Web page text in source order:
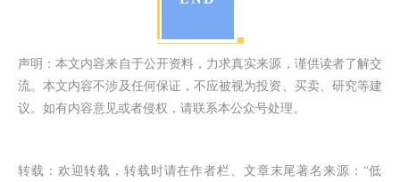
声明：本文内容来自于公开资料，力求真实来源，谨供读者了解交
流。本文内容不涉及任何保证，不应被视为投资、买卖、研究等建
议。如有内容意见或者侵权，请联系本公众号处理。
转载： 欢迎转载，转载时请在作者栏、文章末尾著名来源：“低